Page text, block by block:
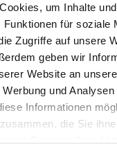
um Inhalte
Funktionen für soziale
Zugriffe auf unsere
geben wir
Website an
und
Informationen
die Sie
im Rahmen Ihrer